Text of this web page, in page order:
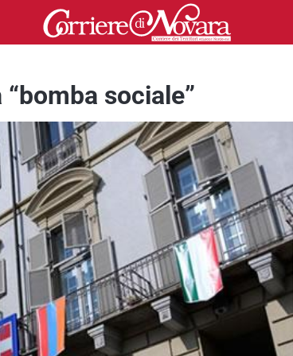
sociale”